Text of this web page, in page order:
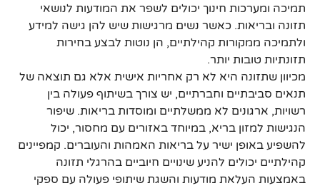
תמיכה ומערכות חינוך יכולים לשפר את המודעות לנושאי
תזונה ובריאות. כאשר נשים מרגישות שיש להן גישה למידע
ולתמיכה ממקורות קהילתיים, הן נוטות לבצע בחירות
תזונתיות טובות יותר.
מכיוון שתזונה היא לא רק אחריות אישית אלא גם תוצאה של
תנאים סביבתיים וחברתיים, יש צורך בשיתוף פעולה בין
רשויות, ארגונים לא ממשלתיים ומוסדות בריאות. שיפור
הנגישות למזון בריא, במיוחד באזורים עם מחסור, יכול
להשפיע באופן ישיר על בריאות האמהות והעוברים. קמפיינים
קהילתיים יכולים להניע שינויים חיוביים בהרגלי תזונה
באמצעות העלאת מודעות והשגת שיתופי פעולה עם ספקי